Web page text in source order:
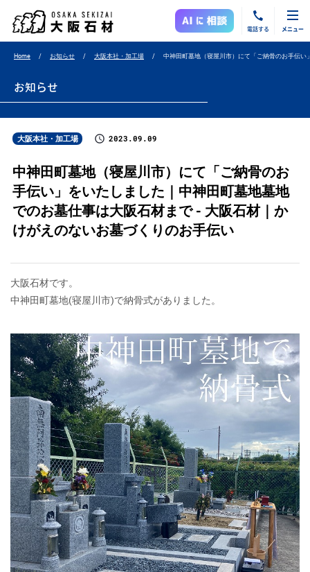
電話する メニュー
Home お知らせ 大阪本社・加工場 中神田町墓地（寝屋川市）にて「ご納骨のお手伝
お知らせ
大阪本社・加工場 2023.09.09
中神田町墓地（寝屋川市）にて「ご納骨のお
手伝い」をいたしました｜中神田町墓地墓地
でのお墓仕事は大阪石材まで - 大阪石材｜か
けがえのないお墓づくりのお手伝い
大阪石材です。
中神田町墓地(寝屋川市)で納骨式がありました。